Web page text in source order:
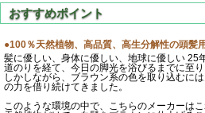
●100％天然植物、高品質、高生分解性の頭髪
髪に優しい、身体に優しい、地球に優しい 25
道のりを経て、今日の脚光を浴びるまでに至り
しかしながら、ブラウン系の色を取り込むに
の力を借り続けてきました。
このような環境の中で、こちらのメーカーは